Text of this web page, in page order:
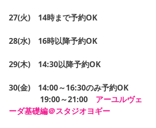
27(火)　14時まで予約OK
28(水)　16時以降予約OK
29(木)　14:30以降予約OK
30(金)　14:00～16:30のみ予約OK
19:00～21:00 アーユルヴェ
ーダ基礎編＠スタジオヨギー